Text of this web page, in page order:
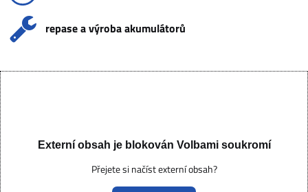
repase a výroba akumulátorů
Externí obsah je blokován Volbami soukromí
Přejete si načíst externí obsah?